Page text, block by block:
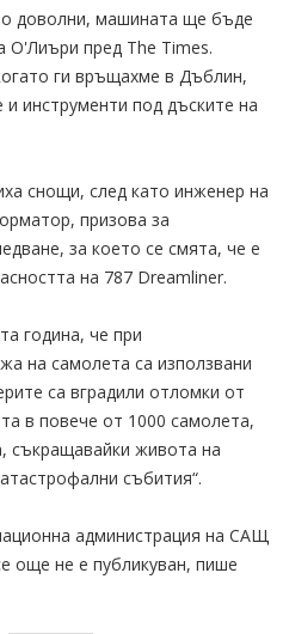
доволни, машината ще бъде
О'Лиъри пред The ​​Times.
ги връщахме в Дъблин,
инструменти под дъските на
снощи, след като инженер на
призова за
за което се смята, че е
на 787 Dreamliner.
година, че при
на самолета са използвани
са вградили отломки от
в повече от 1000 самолета,
съкращавайки живота на
събития“.
администрация на САЩ
още не е публикуван, пише